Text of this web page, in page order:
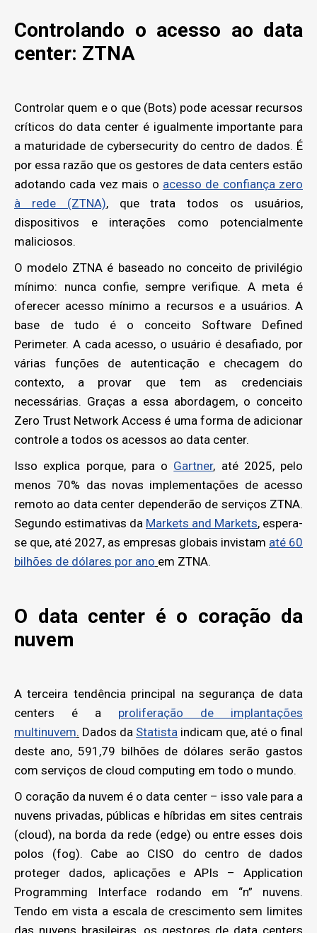
Controlando o acesso ao data
center: ZTNA
Controlar quem e o que (Bots) pode acessar recursos
críticos do data center é igualmente importante para
a maturidade de cybersecurity do centro de dados. É
por essa razão que os gestores de data centers estão
adotando cada vez mais o acesso de confiança zero
à rede (ZTNA), que trata todos os usuários,
dispositivos e interações como potencialmente
maliciosos.
O modelo ZTNA é baseado no conceito de privilégio
mínimo: nunca confie, sempre verifique. A meta é
oferecer acesso mínimo a recursos e a usuários. A
base de tudo é o conceito Software Defined
Perimeter. A cada acesso, o usuário é desafiado, por
várias funções de autenticação e checagem do
contexto, a provar que tem as credenciais
necessárias. Graças a essa abordagem, o conceito
Zero Trust Network Access é uma forma de adicionar
controle a todos os acessos ao data center.
Isso explica porque, para o Gartner, até 2025, pelo
menos 70% das novas implementações de acesso
remoto ao data center dependerão de serviços ZTNA.
Segundo estimativas da Markets and Markets, espera-
se que, até 2027, as empresas globais invistam até 60
bilhões de dólares por ano em ZTNA.
O data center é o coração da
nuvem
A terceira tendência principal na segurança de data
centers é a proliferação de implantações
multinuvem. Dados da Statista indicam que, até o final
deste ano, 591,79 bilhões de dólares serão gastos
com serviços de cloud computing em todo o mundo.
O coração da nuvem é o data center – isso vale para a
nuvens privadas, públicas e híbridas em sites centrais
(cloud), na borda da rede (edge) ou entre esses dois
polos (fog). Cabe ao CISO do centro de dados
proteger dados, aplicações e APIs – Application
Programming Interface rodando em “n” nuvens.
Tendo em vista a escala de crescimento sem limites
das nuvens brasileiras, os gestores de data centers